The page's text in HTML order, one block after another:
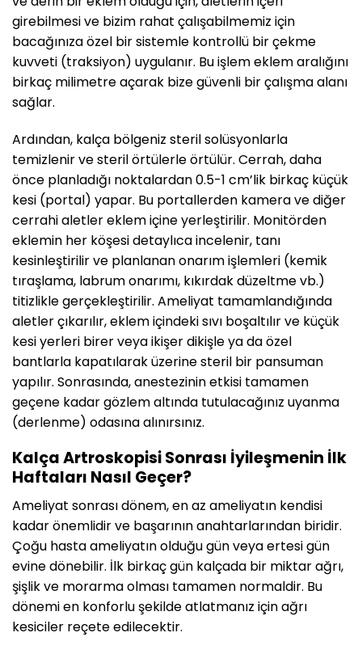
girebilmesi ve bizim rahat çalışabilmemiz için
bacağınıza özel bir sistemle kontrollü bir çekme
kuvveti (traksiyon) uygulanır. Bu işlem eklem aralığını
birkaç milimetre açarak bize güvenli bir çalışma alanı
sağlar.
Ardından, kalça bölgeniz steril solüsyonlarla
temizlenir ve steril örtülerle örtülür. Cerrah, daha
önce planladığı noktalardan 0.5-1 cm’lik birkaç küçük
kesi (portal) yapar. Bu portallerden kamera ve diğer
cerrahi aletler eklem içine yerleştirilir. Monitörden
eklemin her köşesi detaylıca incelenir, tanı
kesinleştirilir ve planlanan onarım işlemleri (kemik
tıraşlama, labrum onarımı, kıkırdak düzeltme vb.)
titizlikle gerçekleştirilir. Ameliyat tamamlandığında
aletler çıkarılır, eklem içindeki sıvı boşaltılır ve küçük
kesi yerleri birer veya ikişer dikişle ya da özel
bantlarla kapatılarak üzerine steril bir pansuman
yapılır. Sonrasında, anestezinin etkisi tamamen
geçene kadar gözlem altında tutulacağınız uyanma
(derlenme) odasına alınırsınız.
Kalça Artroskopisi Sonrası İyileşmenin İlk
Haftaları Nasıl Geçer?
Ameliyat sonrası dönem, en az ameliyatın kendisi
kadar önemlidir ve başarının anahtarlarından biridir.
Çoğu hasta ameliyatın olduğu gün veya ertesi gün
evine dönebilir. İlk birkaç gün kalçada bir miktar ağrı,
şişlik ve morarma olması tamamen normaldir. Bu
dönemi en konforlu şekilde atlatmanız için ağrı
kesiciler reçete edilecektir.